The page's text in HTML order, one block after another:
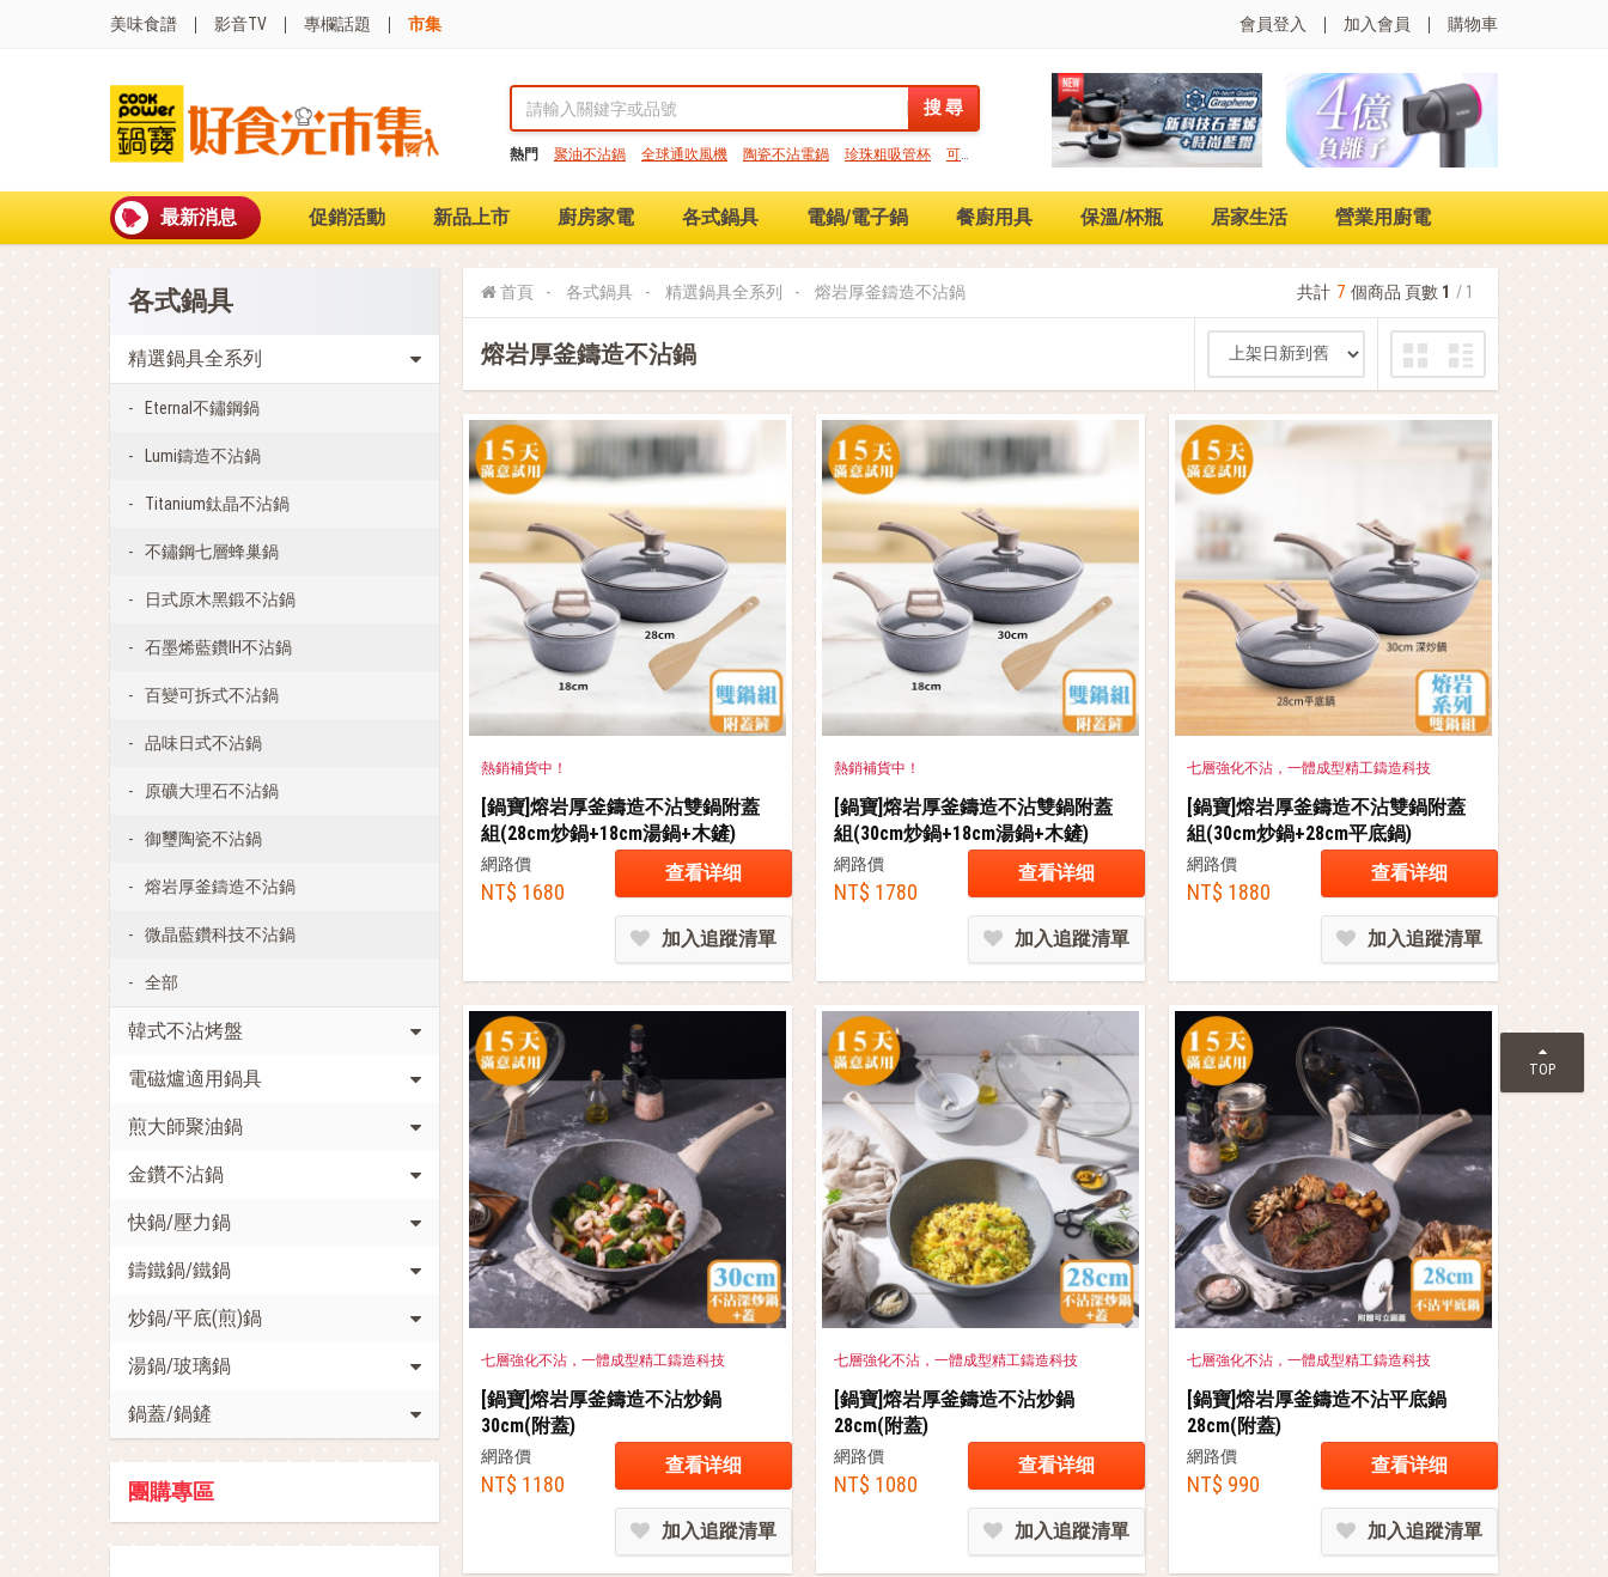
美味食譜 影音TV 專欄話題 市集 會員登入 加入會員 購物車
搜 尋
熱門 聚油不沾鍋 全球通吹風機 陶瓷不沾電鍋 珍珠粗吸管杯
可微
最新消息 促銷活動 新品上市 廚房家電 各式鍋具 電鍋/電子鍋 餐廚用具 保溫/杯瓶 居家生活 營業用廚電
各式鍋具
精選鍋具全系列
Eternal不鏽鋼鍋
Lumi鑄造不沾鍋
Titanium鈦晶不沾鍋
不鏽鋼七層蜂巢鍋
日式原木黑鍛不沾鍋
石墨烯藍鑽IH不沾鍋
百變可拆式不沾鍋
品味日式不沾鍋
原礦大理石不沾鍋
御璽陶瓷不沾鍋
熔岩厚釜鑄造不沾鍋
微晶藍鑽科技不沾鍋
全部
韓式不沾烤盤
電磁爐適用鍋具
煎大師聚油鍋
金鑽不沾鍋
快鍋/壓力鍋
鑄鐵鍋/鐵鍋
炒鍋/平底(煎)鍋
湯鍋/玻璃鍋
鍋蓋/鍋鏟
團購專區
首頁 各式鍋具 精選鍋具全系列 熔岩厚釜鑄造不沾鍋 共計 7 個商品 頁數 1 / 1
熔岩厚釜鑄造不沾鍋
熱銷補貨中！
[鍋寶]熔岩厚釜鑄造不沾雙鍋附蓋
組(28cm炒鍋+18cm湯鍋+木鏟)
網路價
NT$ 1680
查看详细
加入追蹤清單
熱銷補貨中！
[鍋寶]熔岩厚釜鑄造不沾雙鍋附蓋
組(30cm炒鍋+18cm湯鍋+木鏟)
網路價
NT$ 1780
查看详细
加入追蹤清單
七層強化不沾，一體成型精工鑄造科技
[鍋寶]熔岩厚釜鑄造不沾雙鍋附蓋
組(30cm炒鍋+28cm平底鍋)
網路價
NT$ 1880
查看详细
加入追蹤清單
七層強化不沾，一體成型精工鑄造科技
[鍋寶]熔岩厚釜鑄造不沾炒鍋
30cm(附蓋)
網路價
NT$ 1180
查看详细
加入追蹤清單
七層強化不沾，一體成型精工鑄造科技
[鍋寶]熔岩厚釜鑄造不沾炒鍋
28cm(附蓋)
網路價
NT$ 1080
查看详细
加入追蹤清單
七層強化不沾，一體成型精工鑄造科技
[鍋寶]熔岩厚釜鑄造不沾平底鍋
28cm(附蓋)
網路價
NT$ 990
查看详细
加入追蹤清單
TOP
搜 尋